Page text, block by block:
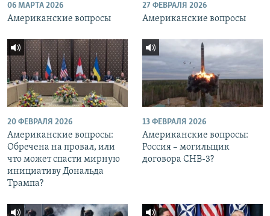
06 МАРТА 2026
Американские вопросы
27 ФЕВРАЛЯ 2026
Американские вопросы
20 ФЕВРАЛЯ 2026
Американские вопросы:
Обречена на провал, или
что может спасти мирную
инициативу Дональда
Трампа?
13 ФЕВРАЛЯ 2026
Американские вопросы:
Россия – могильщик
договора СНВ-3?